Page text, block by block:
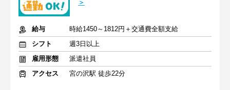
＞
給与
時給1450～1812円＋交通費全額支給
シフト
週3日以上
雇用形態
派遣社員
アクセス
宮の沢駅 徒歩22分